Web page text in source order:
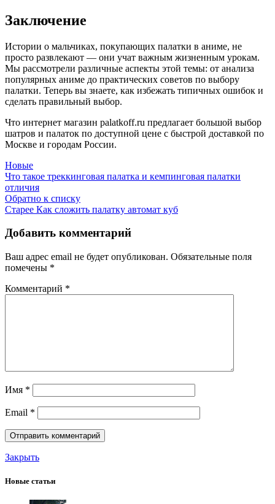
Заключение
Истории о мальчиках, покупающих палатки в аниме, не
просто развлекают — они учат важным жизненным урокам.
Мы рассмотрели различные аспекты этой темы: от анализа
популярных аниме до практических советов по выбору
палатки. Теперь вы знаете, как избежать типичных ошибок и
сделать правильный выбор.
Что интернет магазин palatkoff.ru предлагает большой выбор
шатров и палаток по доступной цене с быстрой доставкой по
Москве и городам России.
Новые
Что такое треккинговая палатка и кемпинговая палатки
отличия
Обратно к списку
Старее Как сложить палатку автомат куб
Добавить комментарий
Ваш адрес email не будет опубликован. Обязательные поля
помечены *
Комментарий *
Имя *
Email *
Закрыть
Новые статьи